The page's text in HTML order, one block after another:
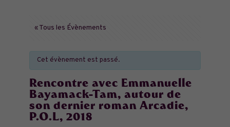
« Tous les Évènements
Cet évènement est passé.
Rencontre avec Emmanuelle
Bayamack-Tam, autour de
son dernier roman Arcadie,
P.O.L, 2018